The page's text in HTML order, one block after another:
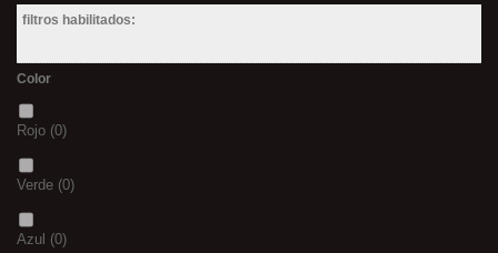
filtros habilitados:
Color
Rojo (0)
Verde (0)
Azul (0)